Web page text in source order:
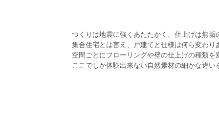
つくりは地震に強くあたたかく、仕上げは無
集合住宅とは言え、戸建てと仕様は何ら変わり
空間ごとにフローリングや壁の仕上げの種類を
ここでしか体験出来ない自然素材の細かな違